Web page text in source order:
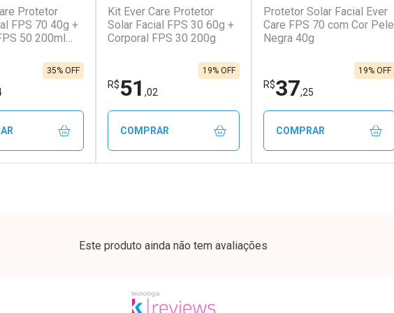
Protetor
FPS 70 40g +
50 200ml
35% OFF
Kit Ever Care Protetor
Solar Facial FPS 30 60g +
Corporal FPS 30 200g
R$51 ,02
19% OFF
COMPRAR
Protetor Solar Facial Ever
Care FPS 70 com Cor Pele
Negra 40g
R$37,25
19% OFF
COMPRAR
Este produto ainda não tem avaliações